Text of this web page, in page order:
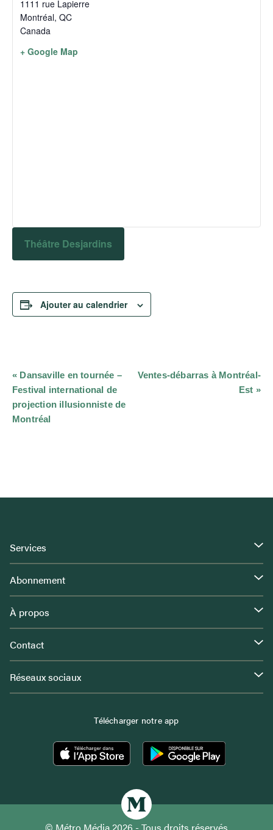
1111 rue Lapierre
Montréal, QC
Canada
+ Google Map
Théâtre Desjardins
Ajouter au calendrier
Navigation
Évènement
« Dansaville en tournée –
Festival international de
projection illusionniste de
Montréal
Ventes-débarras à Montréal-
Est »
Services
Abonnement
À propos
Contact
Réseaux sociaux
Télécharger notre app
© Métro Média 2026 - Tous droits réservés